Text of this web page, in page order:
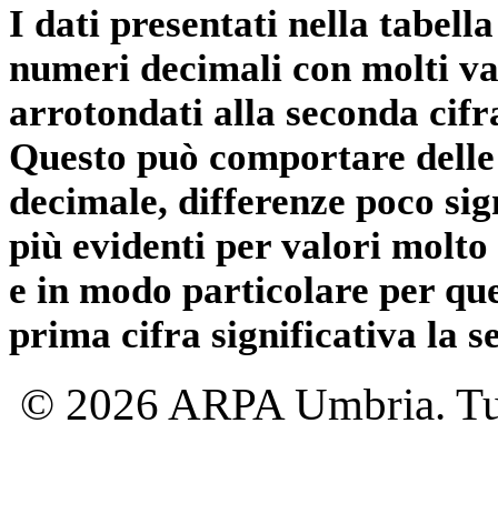
I dati presentati nella
numeri decimali con molti
arrotondati alla seconda
Questo può comportare
decimale, differenze poco
più evidenti per valori
e in modo particolare per
prima cifra significativa la
© 2026 ARPA Umbria.